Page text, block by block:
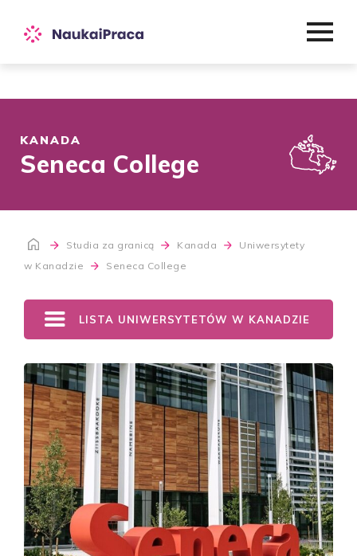
KANADA
Seneca College
Studia za granicą Kanada
Uniwersytety
w Kanadzie
Seneca College
LISTA UNIWERSYTETÓW W KANADZIE